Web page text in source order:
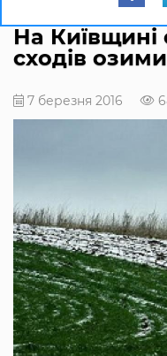
На Київщині
сходів
7 березня 2016